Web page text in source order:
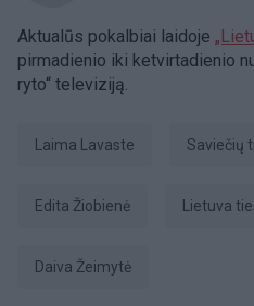
Aktualūs pokalbiai laidoje
pirmadienio iki ketvirtadienio
ryto“ televiziją.
Laima Lavaste Saviečių
Edita Žiobienė Lietuva
Daiva Žeimytė